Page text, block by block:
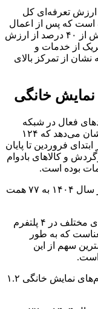
این گزارش اشاره می‌کند که در سال ۱۴۰۳ ارزش تعرفه‌ای کل
محیطی ۱۴ همت بوده است که پس از اعمال
تخفیفات به ۴.۵ همت کاهش یافته است. بیش از ۴۰ درصد از ارزش
از خدمات و
از تمرکز بالای
نمایش خانگی
فعال در شبکه
نمایش خانگی پرداخته است و آمارهای آن نشان می‌دهد که ۱۲۴
ابتدای فروردین تا پایان
پرگردش و کالاهای بادوام
بوده است.
در مجموع ۳۳۴ کمپین تبلیغاتی توسط برندهای مختلف در ۴ پلتفرم
که به طور
سهم از این
است.
براساس این گزارش هزینه تبلیغات در پلتفرم‌های نمایش خانگی ۱.۲